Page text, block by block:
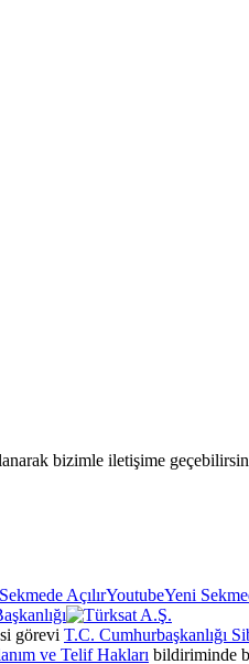
bizimle iletişime
AçılırYoutubeYeni
görevi T.C. Cumhurbaşkanlığı
ve Telif Hakları bildiriminde